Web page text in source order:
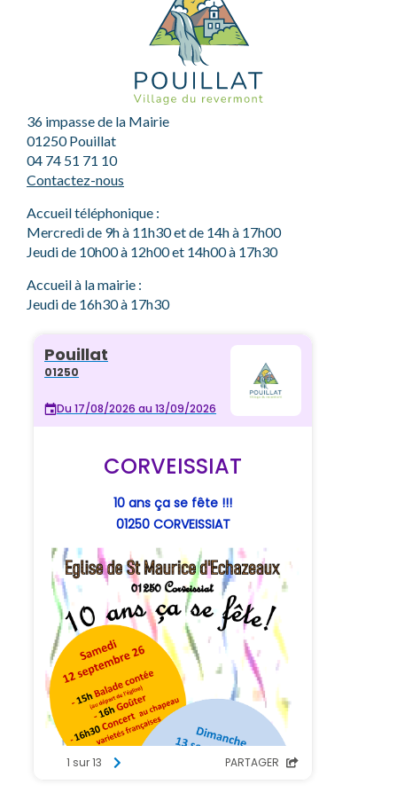
36 impasse de la Mairie
01250 Pouillat
04 74 51 71 10
Contactez-nous
Accueil téléphonique :
Mercredi de 9h à 11h30 et de 14h à 17h00
Jeudi de 10h00 à 12h00 et 14h00 à 17h30
Accueil à la mairie :
Jeudi de 16h30 à 17h30